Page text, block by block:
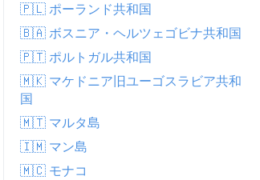
0.0 mm
10.0
05:35 AM
07:47 PM
🇵🇱 ポーランド共和国
🇧🇦 ボスニア・ヘルツェゴビナ共和国
🇵🇹 ポルトガル共和国
🇲🇰 マケドニア旧ユーゴスラビア共和
国
🇲🇹 マルタ島
🇮🇲 マン島
🇲🇨 モナコ